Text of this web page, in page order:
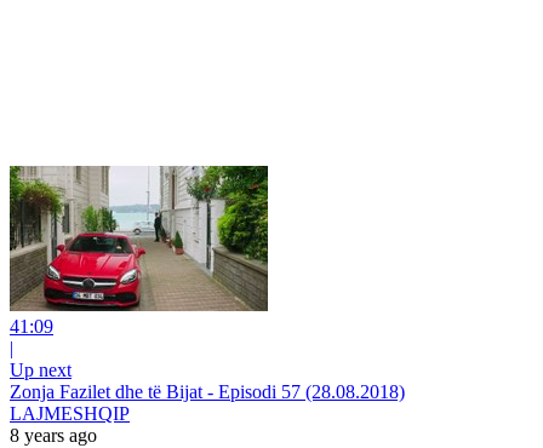
41:09
|
Up next
Zonja Fazilet dhe të Bijat - Episodi 57 (28.08.2018)
LAJMESHQIP
8 years ago